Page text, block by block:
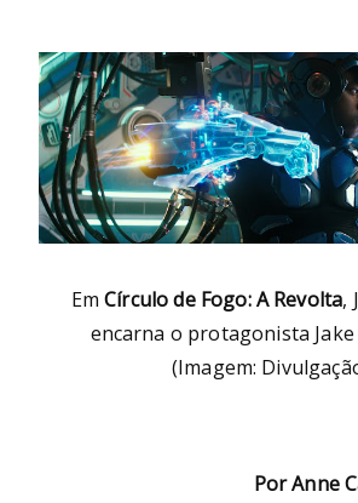
EmCírculo de Fogo: A Revolta,
encarna o protagonista
(Imagem:
Por Anne